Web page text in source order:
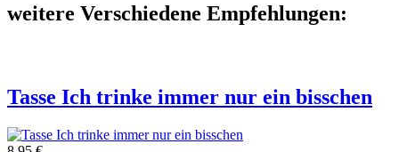
weitere Verschiedene Empfehlungen:
Tasse Ich trinke immer nur ein bisschen